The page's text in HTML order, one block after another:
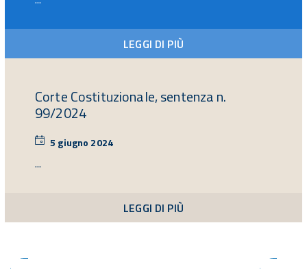
LEGGI DI PIÙ
Corte Costituzionale, sentenza n.
99/2024
5 giugno 20245
...
LEGGI DI PIÙ